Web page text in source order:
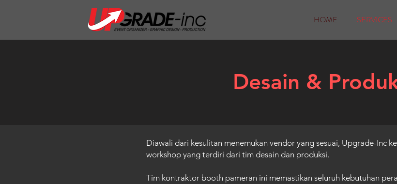
HOME SERVICES
Desain &
Diawali dari kesulitan menemukan vendor yang sesuai, Upgrade-Inc
workshop yang terdiri dari tim desain dan produksi.
Tim kontraktor booth pameran ini memastikan seluruh kebutuhan